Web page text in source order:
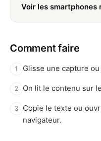
Voir les smartphones
Comment faire
1 Glisse une capture
2 On lit le contenu sur
3
Copie le texte ou
navigateur.